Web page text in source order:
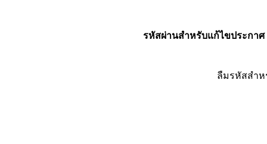
รหัสผ่านสำหรับแก้ไขประกาศ
ลืมรหัสสำ